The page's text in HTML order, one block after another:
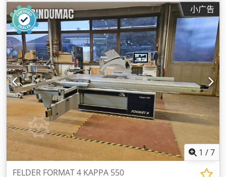
小广告
1 /7
FELDER FORMAT 4 KAPPA 550